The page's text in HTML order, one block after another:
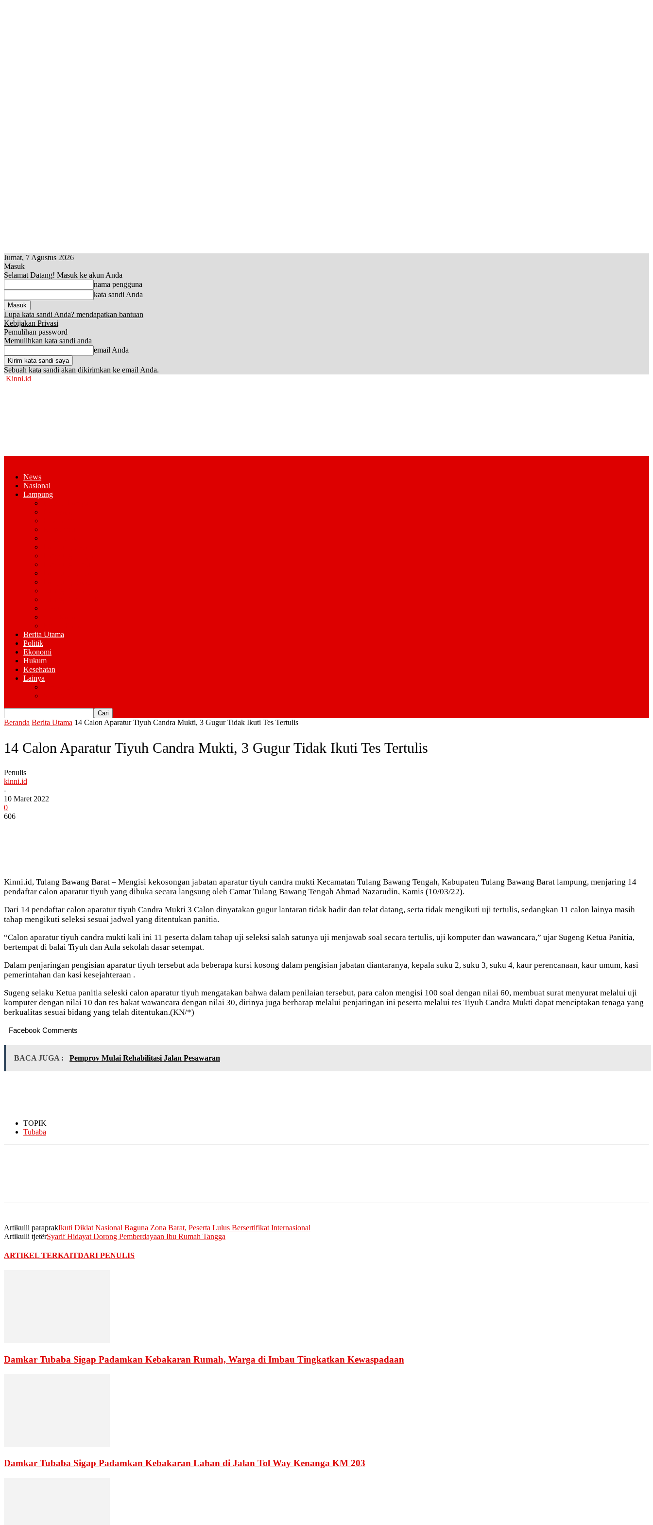
Jumat, 7 Agustus 2026
Masuk
Selamat Datang! Masuk ke akun Anda
nama pengguna
kata sandi Anda
Lupa kata sandi Anda? mendapatkan bantuan
Kebijakan Privasi
Pemulihan password
Memulihkan kata sandi anda
email Anda
Sebuah kata sandi akan dikirimkan ke email Anda.
Kinni.id
News
Nasional
Lampung
Berita Utama
Politik
Ekonomi
Hukum
Kesehatan
Lainya
Beranda Berita Utama 14 Calon Aparatur Tiyuh Candra Mukti, 3 Gugur Tidak Ikuti Tes Tertulis
14 Calon Aparatur Tiyuh Candra Mukti, 3 Gugur Tidak Ikuti Tes Tertulis
Penulis
kinni.id
-
10 Maret 2022
0
606
Kinni.id, Tulang Bawang Barat – Mengisi kekosongan jabatan aparatur tiyuh candra mukti Kecamatan Tulang Bawang Tengah, Kabupaten Tulang Bawang Barat lampung, menjaring 14
pendaftar calon aparatur tiyuh yang dibuka secara langsung oleh Camat Tulang Bawang Tengah Ahmad Nazarudin, Kamis (10/03/22).
Dari 14 pendaftar calon aparatur tiyuh Candra Mukti 3 Calon dinyatakan gugur lantaran tidak hadir dan telat datang, serta tidak mengikuti uji tertulis, sedangkan 11 calon lainya masih
tahap mengikuti seleksi sesuai jadwal yang ditentukan panitia.
“Calon aparatur tiyuh candra mukti kali ini 11 peserta dalam tahap uji seleksi salah satunya uji menjawab soal secara tertulis, uji komputer dan wawancara,” ujar Sugeng Ketua Panitia,
bertempat di balai Tiyuh dan Aula sekolah dasar setempat.
Dalam penjaringan pengisian aparatur tiyuh tersebut ada beberapa kursi kosong dalam pengisian jabatan diantaranya, kepala suku 2, suku 3, suku 4, kaur perencanaan, kaur umum, kasi
pemerintahan dan kasi kesejahteraan .
Sugeng selaku Ketua panitia seleski calon aparatur tiyuh mengatakan bahwa dalam penilaian tersebut, para calon mengisi 100 soal dengan nilai 60, membuat surat menyurat melalui uji
komputer dengan nilai 10 dan tes bakat wawancara dengan nilai 30, dirinya juga berharap melalui penjaringan ini peserta melalui tes Tiyuh Candra Mukti dapat menciptakan tenaga yang
berkualitas sesuai bidang yang telah ditentukan.(KN/*)
Facebook Comments
BACA JUGA : Pemprov Mulai Rehabilitasi Jalan Pesawaran
TOPIK
Tubaba
Artikulli paraprakIkuti Diklat Nasional Baguna Zona Barat, Peserta Lulus Bersertifikat Internasional
Artikulli tjetërSyarif Hidayat Dorong Pemberdayaan Ibu Rumah Tangga
ARTIKEL TERKAITDARI PENULIS
Damkar Tubaba Sigap Padamkan Kebakaran Rumah, Warga di Imbau Tingkatkan Kewaspadaan
Damkar Tubaba Sigap Padamkan Kebakaran Lahan di Jalan Tol Way Kenanga KM 203